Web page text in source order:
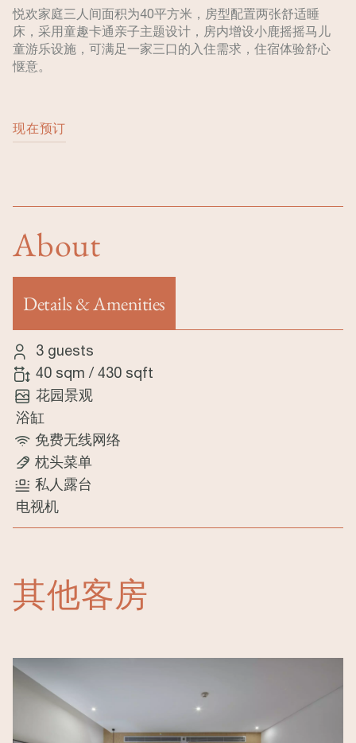
悦欢家庭三人间面积为40平方米，房型配置两张舒适睡
床，采用童趣卡通亲子主题设计，房内增设小鹿摇摇马儿
童游乐设施，可满足一家三口的入住需求，住宿体验舒心
惬意。
现在预订
About
Details & Amenities
（活动标签）
3 guests
40 sqm / 430 sqft
花园景观
浴缸
免费无线网络
枕头菜单
私人露台
电视机
其他客房
Image